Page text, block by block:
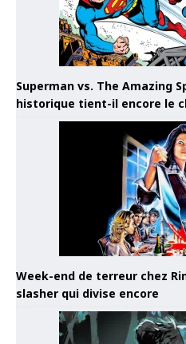
Superman vs. The Amazing
historique tient-il encore le
Week-end de terreur chez
slasher qui divise encore